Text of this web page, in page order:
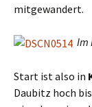
mitgewandert.
Im
Start ist also in
Daubitz hoch